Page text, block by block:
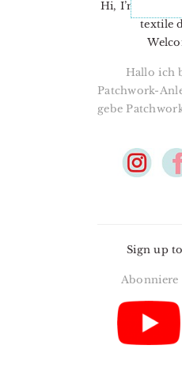
Hi, I’m Nadra.
textile
Hallo ich
Patchwork-
gebe
Sign up
Abonniere